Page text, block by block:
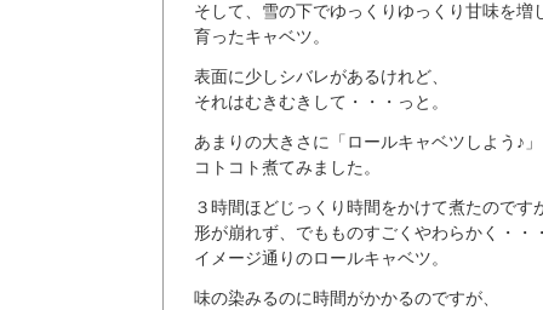
そして、雪の下でゆっくりゆっくり甘味を増
育ったキャベツ。
表面に少しシバレがあるけれど、
それはむきむきして・・・っと。
あまりの大きさに「ロールキャベツしよう♪
コトコト煮てみました。
３時間ほどじっくり時間をかけて煮たのです
形が崩れず、でもものすごくやわらかく・・
イメージ通りのロールキャベツ。
味の染みるのに時間がかかるのですが、